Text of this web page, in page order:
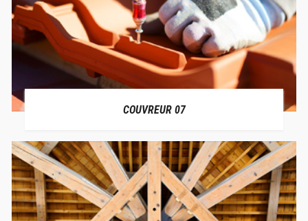
COUVREUR 07